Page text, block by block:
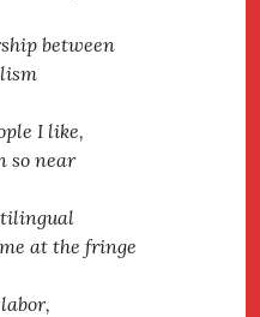
between
I like,
so near
at the fringe